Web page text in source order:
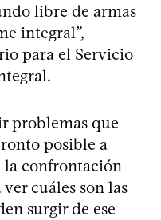
libre de armas
integral”,
para el Servicio
problemas que
posible a
la confrontación
ver cuáles son las
surgir de ese